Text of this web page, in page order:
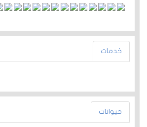
خدمات
حيوانات